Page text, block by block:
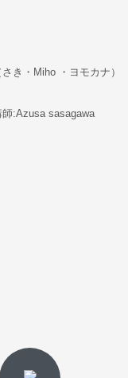
き・Miho ・ヨモカナ）
師:Azusa sasagawa